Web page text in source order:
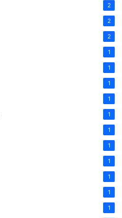
2
2
2
1
1
1
1
1
1
1
1
1
1
1